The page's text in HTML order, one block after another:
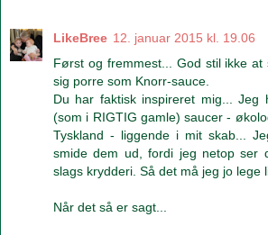
LikeBree 12. januar 2015 kl. 19.06
Først og fremmest... God stil ikke
sig porre som Knorr-sauce.
Du har faktisk inspireret mig... Jeg
(som i RIGTIG gamle) saucer -
Tyskland - liggende i mit skab...
smide dem ud, fordi jeg netop ser
slags krydderi. Så det må jeg jo lege
Når det så er sagt...